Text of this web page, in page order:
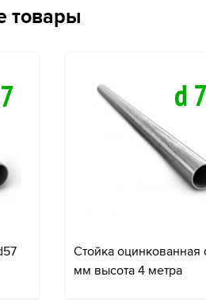
товары
Стойка оцинкованная
мм высота 4 метра